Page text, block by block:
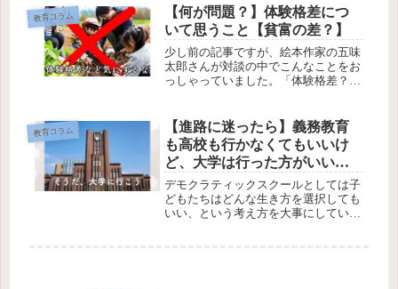
どいうことかと思って聞いていたら、
「神なボランティアさんがいる。」ど
のへ...
教育コラム
【何が問題？】体験格差につ
いて思うこと【貧富の差？】
少し前の記事ですが、絵本作家の五味
太郎さんが対談の中でこんなことをお
っしゃっていました。「体験格差？そ
談の中で五味太郎さんがそうおっしゃ
っていました。体験というのは自分自
身...
教育コラム
【進路に迷ったら】義務教育
も高校も行かなくてもいいけ
ど、大学は行った方がいい
【良いところ３選】
デモクラティックスクールとしては子
どもたちはどんな生き方を選択しても
いい、という考え方を大事にしていま